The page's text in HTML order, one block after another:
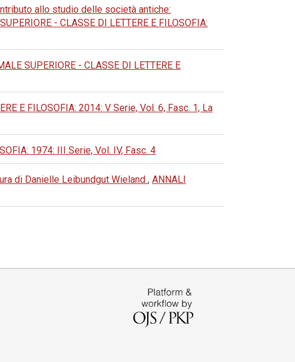
allo studio delle società antiche:
- CLASSE DI LETTERE E FILOSOFIA:
SUPERIORE - CLASSE DI LETTERE E
E FILOSOFIA: 2014: V Serie, Vol. 6, Fasc. 1, La
1974: III Serie, Vol. IV, Fasc. 4
di Danielle Leibundgut Wieland , ANNALI